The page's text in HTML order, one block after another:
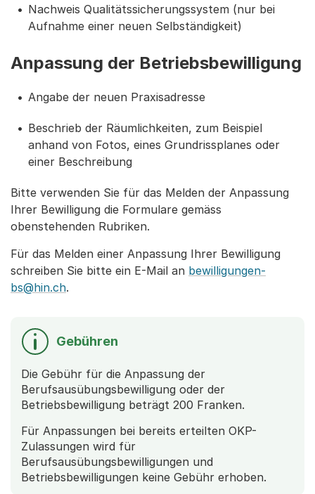
Nachweis Qualitätssicherungssystem (nur bei
Aufnahme einer neuen Selbständigkeit)
Anpassung der Betriebsbewilligung
Angabe der neuen Praxisadresse
Beschrieb der Räumlichkeiten, zum Beispiel
anhand von Fotos, eines Grundrissplanes oder
einer Beschreibung
Bitte verwenden Sie für das Melden der Anpassung
Ihrer Bewilligung die Formulare gemäss
obenstehenden Rubriken.
Für das Melden einer Anpassung Ihrer Bewilligung
schreiben Sie bitte ein E-Mail an bewilligungen-
bs@hin.ch.
Gebühren
Die Gebühr für die Anpassung der
Berufsausübungsbewilligung oder der
Betriebsbewilligung beträgt 200 Franken.
Für Anpassungen bei bereits erteilten OKP-
Zulassungen wird für
Berufsausübungsbewilligungen und
Betriebsbewilligungen keine Gebühr erhoben.